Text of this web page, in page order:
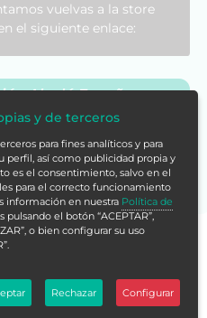
de salud músculo-
común del mundo occidental
vuelvas a la store
el siguiente enlace:
Alcalá España
y de terceros
para fines analíticos y para
perfil, así como publicidad propia y
es el consentimiento, salvo en el
para el correcto funcionamiento
información en nuestra Política de
pulsando el botón “ACEPTAR”,
o bien configurar su uso
Rechazar Configurar